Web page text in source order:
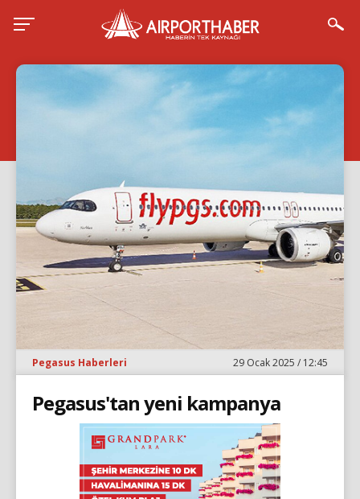
Pegasus Haberleri 29 Ocak 2025 / 12:45
Pegasus'tan yeni kampanya